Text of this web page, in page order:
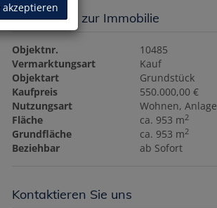
Basisdaten zur Immobilie
Objektnr.
10485
Vermarktungsart
Kauf
Objektart
Grundstück
Kaufpreis
550.000,00 €
Nutzungsart
Wohnen Anlage
Fläche
ca. 953 m2
Grundfläche ca. 953 m2
Beziehbar ab Sofort
Kontaktieren Sie uns
akzeptieren